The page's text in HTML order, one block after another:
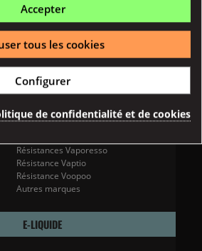
RÉSISTANCES
Résistance Aspire
Résistance Geek Vape
Résistance Eleaf
Résistances Justfog
Résistances Joyetech
Résistances Vaporesso
Résistance Vaptio
Résistance Voopoo
Autres marques
E-LIQUIDE
Accepter
tous les cookies
Configurer
de confidentialité et de cookies